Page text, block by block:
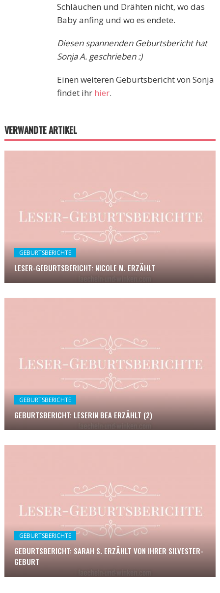
Schläuchen und Drähten nicht, wo das
Baby anfing und wo es endete.
Diesen spannenden Geburtsbericht hat
Sonja A. geschrieben :)
Einen weiteren Geburtsbericht von Sonja
findet ihr hier.
VERWANDTE ARTIKEL
GEBURTSBERICHTE
LESER-GEBURTSBERICHT: NICOLE M. ERZÄHLT
GEBURTSBERICHTE
GEBURTSBERICHT: LESERIN BEA ERZÄHLT (2)
GEBURTSBERICHTE
GEBURTSBERICHT: SARAH S. ERZÄHLT VON IHRER SILVESTER-
GEBURT